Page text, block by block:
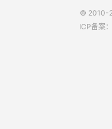
© 2010-
ICP备案：